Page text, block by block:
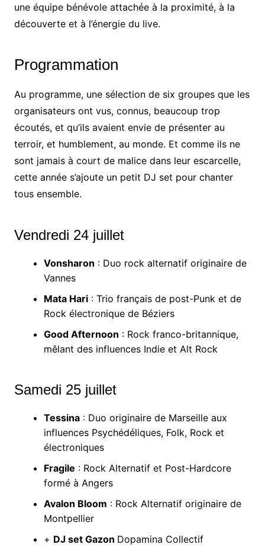
une équipe bénévole attachée à la proximité, à la
découverte et à l’énergie du live.
Programmation
Au programme, une sélection de six groupes que les
organisateurs ont vus, connus, beaucoup trop
écoutés, et qu’ils avaient envie de présenter au
terroir, et humblement, au monde. Et comme ils ne
sont jamais à court de malice dans leur escarcelle,
cette année s’ajoute un petit DJ set pour chanter
tous ensemble.
Vendredi 24 juillet
Vonsharon : Duo rock alternatif originaire de
Vannes
Mata Hari: Trio français de post-Punk et de
Rock électronique de Béziers
Good Afternoon : Rock franco-britannique,
mêlant des influences Indie et Alt Rock
Samedi 25 juillet
Tessina: Duo originaire de Marseille aux
influences Psychédéliques, Folk, Rock et
électroniques
Fragile : Rock Alternatif et Post-Hardcore
formé à Angers
Avalon Bloom : Rock Alternatif originaire de
Montpellier
+ DJ set Gazon Dopamina Collectif